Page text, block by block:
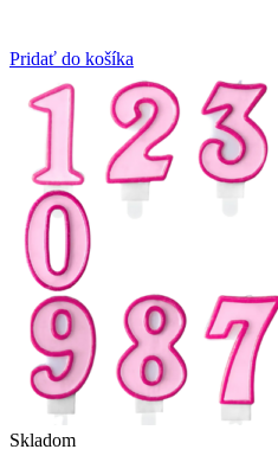
Pridať do košíka
Skladom